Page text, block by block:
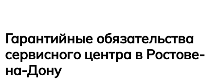
Гарантийные обязательства
сервисного центра в Ростове-
на-Дону